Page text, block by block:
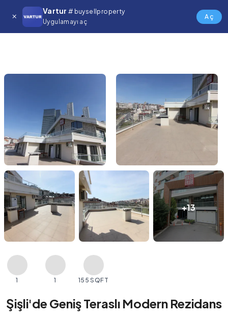
Vartur # buysellproperty
Uygulamayı aç
Aç
+13
1 1 155 SQFT
Şişli'de Geniş Teraslı Modern Rezidans